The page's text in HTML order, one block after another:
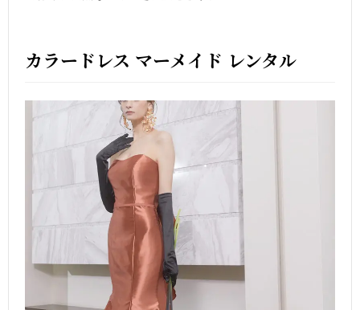
カラードレス マーメイド レンタル